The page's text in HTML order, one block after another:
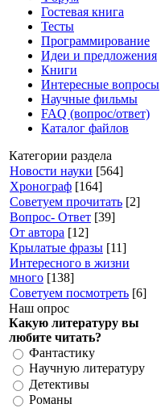
Гостевая книга
Тесты
Программирование
Идеи и предложения
Книги
Интересные вопросы
Научные фильмы
FAQ (вопрос/ответ)
Каталог файлов
Категории раздела
Новости науки [564]
Хронограф [164]
Советуем прочитать [2]
Вопрос- Ответ [39]
От автора [12]
Крылатые фразы [11]
Интересного в жизни
много [138]
Советуем посмотреть [6]
Наш опрос
Какую литературу вы
любите читать?
Фантастику
Научную литературу
Детективы
Романы